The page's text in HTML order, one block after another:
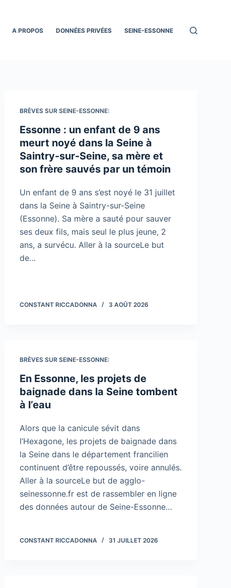
A PROPOS DONNÉES PRIVÉES SEINE-ESSONNE
BRÈVES SUR SEINE-ESSONNE:
Essonne : un enfant de 9 ans
meurt noyé dans la Seine à
Saintry-sur-Seine, sa mère et
son frère sauvés par un témoin
Un enfant de 9 ans s’est noyé le 31 juillet
dans la Seine à Saintry-sur-Seine
(Essonne). Sa mère a sauté pour sauver
ses deux fils, mais seul le plus jeune, 2
ans, a survécu. Aller à la sourceLe but
de…
CONSTANT RICCADONNA 3 AOÛT 2026
BRÈVES SUR SEINE-ESSONNE:
En Essonne, les projets de
baignade dans la Seine tombent
à l’eau
Alors que la canicule sévit dans
l’Hexagone, les projets de baignade dans
la Seine dans le département francilien
continuent d’être repoussés, voire annulés.
Aller à la sourceLe but de agglo-
seinessonne.fr est de rassembler en ligne
des données autour de Seine-Essonne…
CONSTANT RICCADONNA 31 JUILLET 2026